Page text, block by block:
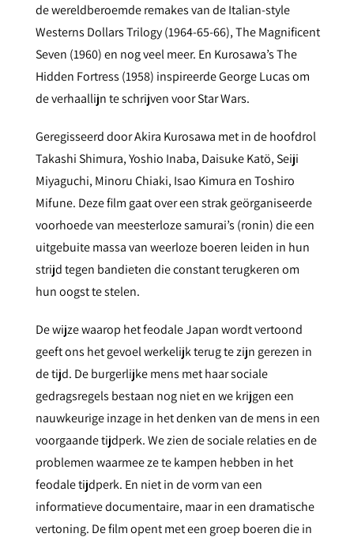
de wereldberoemde remakes van de Italian-style
Westerns Dollars Trilogy (1964-65-66), The Magnificent
Seven (1960) en nog veel meer. En Kurosawa’s The
Hidden Fortress (1958) inspireerde George Lucas om
de verhaallijn te schrijven voor Star Wars.
Geregisseerd door Akira Kurosawa met in de hoofdrol
Takashi Shimura, Yoshio Inaba, Daisuke Katö, Seiji
Miyaguchi, Minoru Chiaki, Isao Kimura en Toshiro
Mifune. Deze film gaat over een strak geörganiseerde
voorhoede van meesterloze samurai’s (ronin) die een
uitgebuite massa van weerloze boeren leiden in hun
strijd tegen bandieten die constant terugkeren om
hun oogst te stelen.
De wijze waarop het feodale Japan wordt vertoond
geeft ons het gevoel werkelijk terug te zijn gerezen in
de tijd. De burgerlijke mens met haar sociale
gedragsregels bestaan nog niet en we krijgen een
nauwkeurige inzage in het denken van de mens in een
voorgaande tijdperk. We zien de sociale relaties en de
problemen waarmee ze te kampen hebben in het
feodale tijdperk. En niet in de vorm van een
informatieve documentaire, maar in een dramatische
vertoning. De film opent met een groep boeren die in